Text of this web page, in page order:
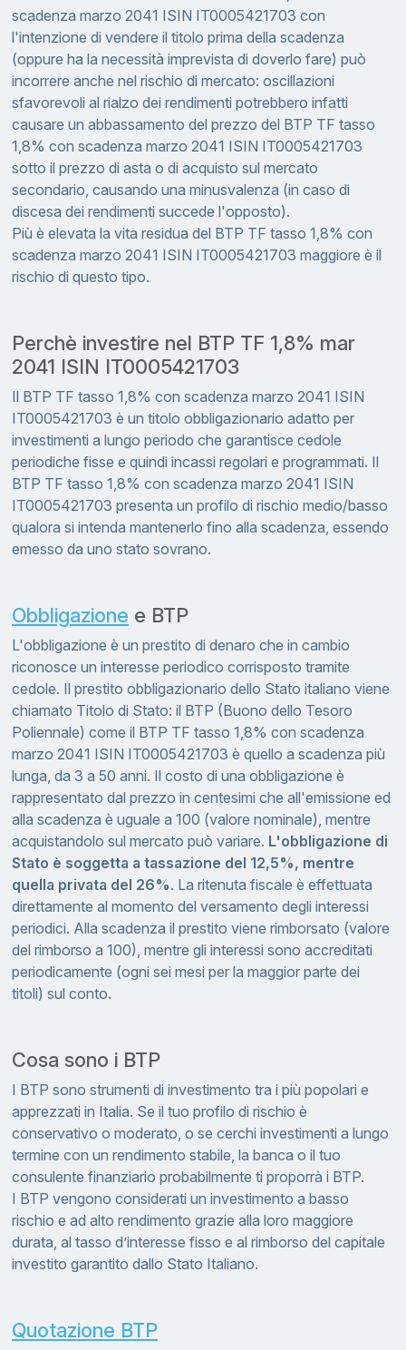
scadenza marzo 2041 ISIN IT0005421703 con
l'intenzione di vendere il titolo prima della scadenza
(oppure ha la necessità imprevista di doverlo fare) può
incorrere anche nel rischio di mercato: oscillazioni
sfavorevoli al rialzo dei rendimenti potrebbero infatti
causare un abbassamento del prezzo del BTP TF tasso
1,8% con scadenza marzo 2041 ISIN IT0005421703
sotto il prezzo di asta o di acquisto sul mercato
secondario, causando una minusvalenza (in caso di
discesa dei rendimenti succede l'opposto).
Più è elevata la vita residua del BTP TF tasso 1,8% con
scadenza marzo 2041 ISIN IT0005421703 maggiore è il
rischio di questo tipo.
Perchè investire nel BTP TF 1,8% mar
2041 ISIN IT0005421703
Il BTP TF tasso 1,8% con scadenza marzo 2041 ISIN
IT0005421703 è un titolo obbligazionario adatto per
investimenti a lungo periodo che garantisce cedole
periodiche fisse e quindi incassi regolari e programmati. Il
BTP TF tasso 1,8% con scadenza marzo 2041 ISIN
IT0005421703 presenta un profilo di rischio medio/basso
qualora si intenda mantenerlo fino alla scadenza, essendo
emesso da uno stato sovrano.
Obbligazione e BTP
L'obbligazione è un prestito di denaro che in cambio
riconosce un interesse periodico corrisposto tramite
cedole. Il prestito obbligazionario dello Stato italiano viene
chiamato Titolo di Stato: il BTP (Buono dello Tesoro
Poliennale) come il BTP TF tasso 1,8% con scadenza
marzo 2041 ISIN IT0005421703 è quello a scadenza più
lunga, da 3 a 50 anni. Il costo di una obbligazione è
rappresentato dal prezzo in centesimi che all'emissione ed
alla scadenza è uguale a 100 (valore nominale), mentre
acquistandolo sul mercato può variare. L'obbligazione di
Stato è soggetta a tassazione del 12,5%, mentre
quella privata del 26%. La ritenuta fiscale è effettuata
direttamente al momento del versamento degli interessi
periodici. Alla scadenza il prestito viene rimborsato (valore
del rimborso a 100), mentre gli interessi sono accreditati
periodicamente (ogni sei mesi per la maggior parte dei
titoli) sul conto.
Cosa sono i BTP
I BTP sono strumenti di investimento tra i più popolari e
apprezzati in Italia. Se il tuo profilo di rischio è
conservativo o moderato, o se cerchi investimenti a lungo
termine con un rendimento stabile, la banca o il tuo
consulente finanziario probabilmente ti proporrà i BTP.
I BTP vengono considerati un investimento a basso
rischio e ad alto rendimento grazie alla loro maggiore
durata, al tasso d’interesse fisso e al rimborso del capitale
investito garantito dallo Stato Italiano.
Quotazione BTP